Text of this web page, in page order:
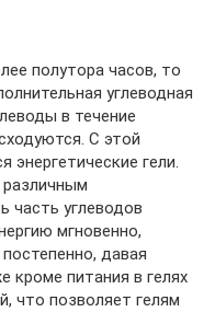
полутора часов, то
углеводная
в течение
С этой
энергетические гели.
часть углеводов
мгновенно,
давая
кроме питания в гелях
что позволяет гелям